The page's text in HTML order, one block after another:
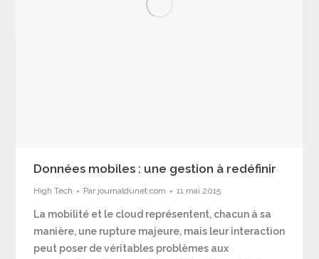
Données mobiles : une gestion à redéfinir
High Tech Par journaldunet.com 11 mai 2015
La mobilité et le cloud représentent, chacun à sa
manière, une rupture majeure, mais leur interaction
peut poser de véritables problèmes aux